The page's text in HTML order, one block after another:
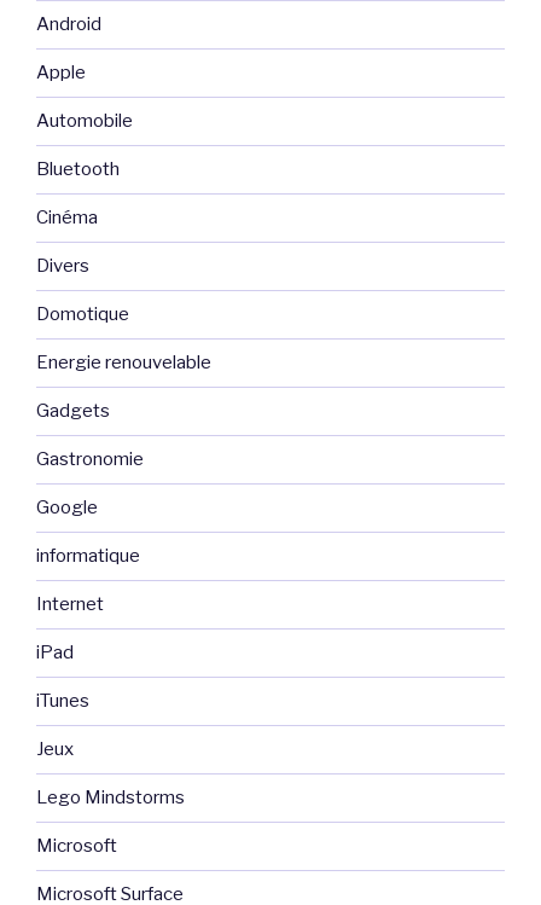
Android
Apple
Automobile
Bluetooth
Cinéma
Divers
Domotique
Energie renouvelable
Gadgets
Gastronomie
Google
informatique
Internet
iPad
iTunes
Jeux
Lego Mindstorms
Microsoft
Microsoft Surface